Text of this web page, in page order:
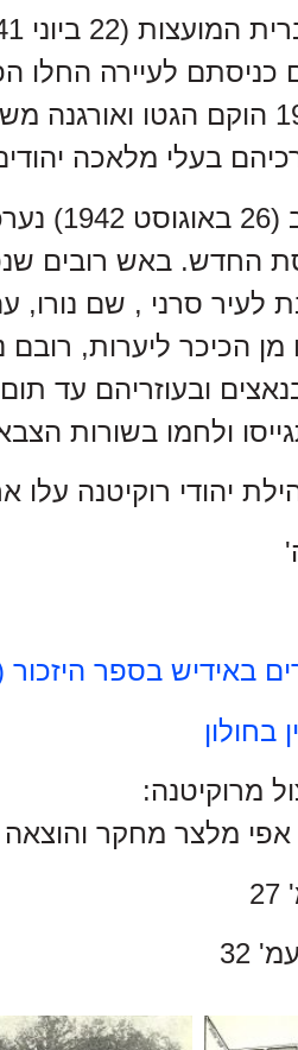
כניסתם לעיירה החלו
מטעם) ובחודש אפריל 1942
בעלי מלאכה
לעיר סרני , שם
הכיכר ליערות, רובם
ובעוזריהם עד
ולחמו בשורות
יהודי רוקיטנה
בספר היזכור
מרוקיטנה:
מלצר מחקר והוצאה
32